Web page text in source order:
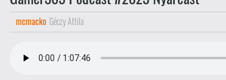
mcmacko Géczy Attila